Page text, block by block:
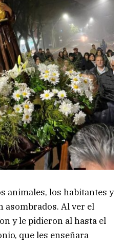
animales, los habitantes y
asombrados. Al ver el
y le pidieron al hasta el
que les enseñara